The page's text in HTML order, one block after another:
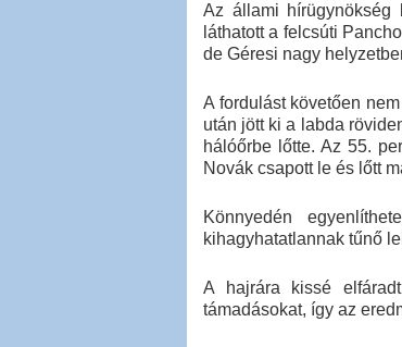
Az állami hírügynökség
láthatott a felcsúti
de Géresi nagy
A fordulást követően
után jött ki a labda
hálóőrbe lőtte. Az 55.
Novák csapott le és lőtt
Könnyedén
kihagyhatatlannak tűnő
A hajrára kissé
támadásokat, így az